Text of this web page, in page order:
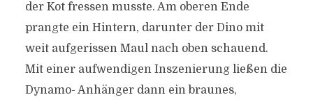
der Kot fressen musste. Am oberen Ende
prangte ein Hintern, darunter der Dino mit
weit aufgerissen Maul nach oben schauend.
Mit einer aufwendigen Inszenierung ließen die
Dynamo- Anhänger dann ein braunes,